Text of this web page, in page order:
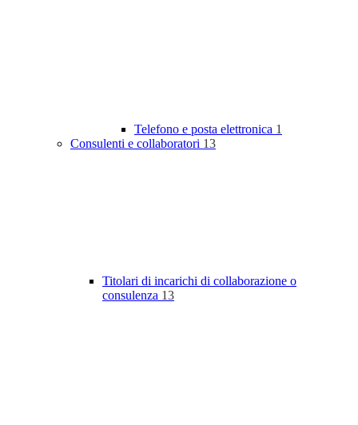
Telefono e posta elettronica 1
Consulenti e collaboratori 13
Titolari di incarichi di collaborazione o
consulenza 13